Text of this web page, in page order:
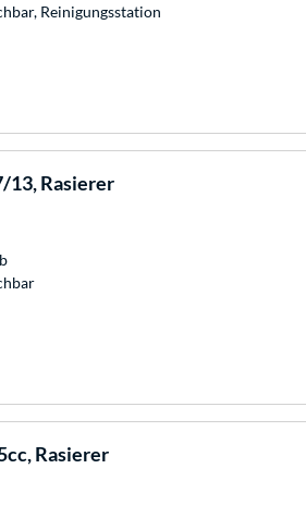
Reinigungsstation
13, Rasierer
Rasierer